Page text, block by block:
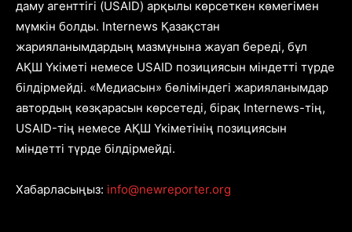
даму агенттігі (USAID) арқылы көрсеткен көмегімен
мүмкін болды. Internews Қазақстан
жарияланымдардың мазмұнына жауап береді, бұл
АҚШ Үкіметі немесе USAID позициясын міндетті түрде
білдірмейді. «Медиасын» бөліміндегі жарияланымдар
автордың көзқарасын көрсетеді, бірақ Internews-тің,
USAID-тің немесе АҚШ Үкіметінің позициясын
міндетті түрде білдірмейді.
Хабарласыңыз: info@newreporter.org